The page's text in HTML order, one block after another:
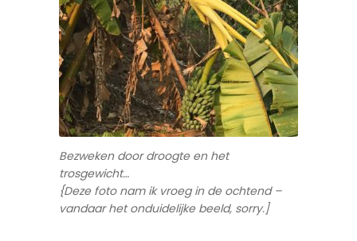
Bezweken door droogte en het
trosgewicht…
{Deze foto nam ik vroeg in de ochtend –
vandaar het onduidelijke beeld, sorry.]